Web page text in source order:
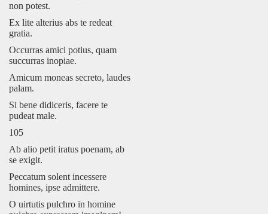
non potest.
Ex lite alterius abs te redeat
gratia.
Occurras amici potius, quam
succurras inopiae.
Amicum moneas secreto, laudes
palam.
Si bene didiceris, facere te
pudeat male.
105
Ab alio petit iratus poenam, ab
se exigit.
Peccatum solent incessere
homines, ipse admittere.
O uirtutis pulchro in homine